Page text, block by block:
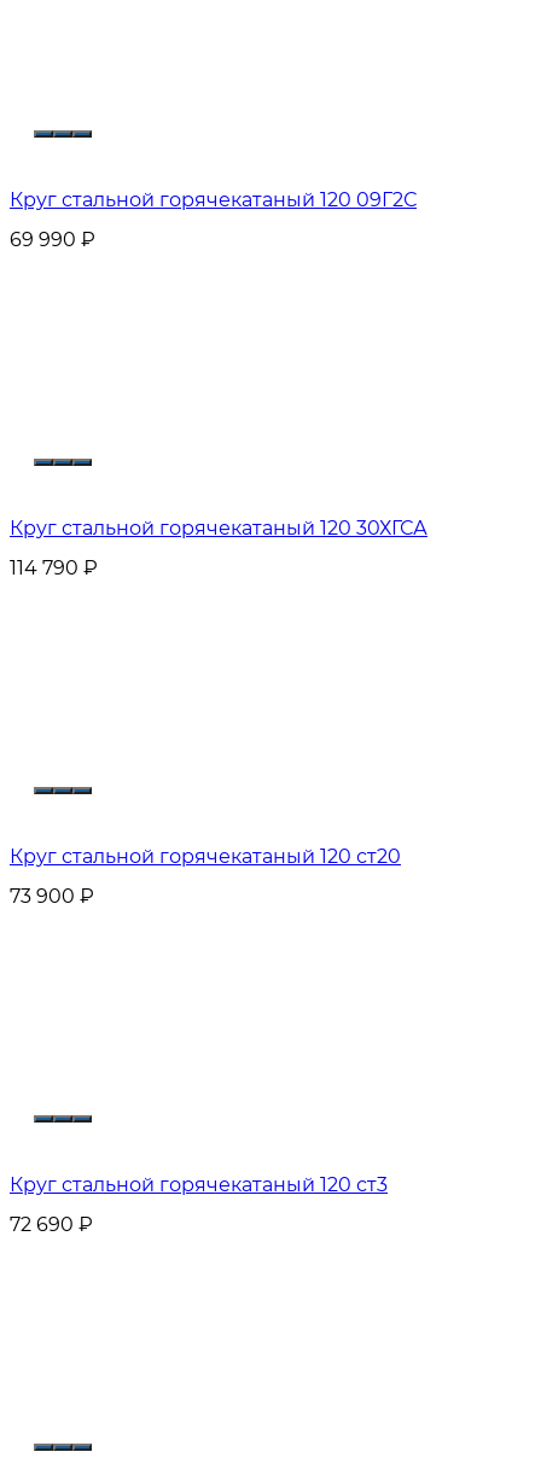
Круг стальной горячекатаный 120 09Г2С
69 990 ₽
Круг стальной горячекатаный 120 30ХГСА
114 790 ₽
Круг стальной горячекатаный 120 ст20
73 900 ₽
Круг стальной горячекатаный 120 ст3
72 690 ₽